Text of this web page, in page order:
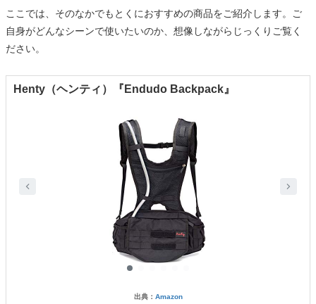
ここでは、そのなかでもとくにおすすめの商品をご紹介します。ご
自身がどんなシーンで使いたいのか、想像しながらじっくりご覧く
ださい。
Henty（ヘンティ）『Endudo Backpack』
出典： Amazon